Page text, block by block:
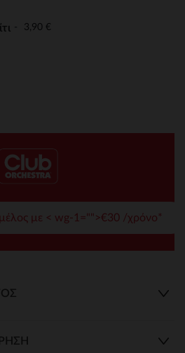
3,90 €
με < wg-1="">€30 /χρόνο*